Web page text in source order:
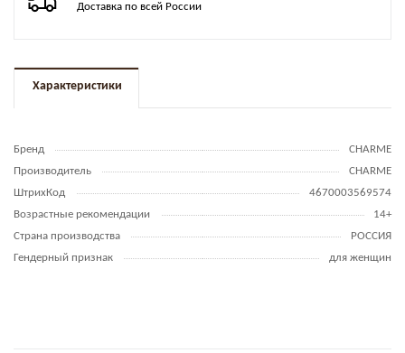
Доставка по всей России
Характеристики
Бренд
CHARME
Производитель
CHARME
ШтрихКод
4670003569574
Возрастные рекомендации
14+
Страна производства
РОССИЯ
Гендерный признак
для женщин